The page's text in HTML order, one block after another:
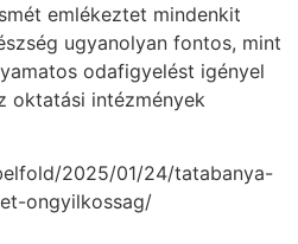
emlékeztet mindenkit
ugyanolyan fontos, mint
odafigyelést igényel
oktatási intézmények
2025/01/24/tatabanya-
ongyilkossag/